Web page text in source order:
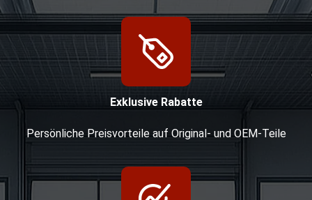
Exklusive Rabatte
Persönliche Preisvorteile auf Original- und OEM-Teile